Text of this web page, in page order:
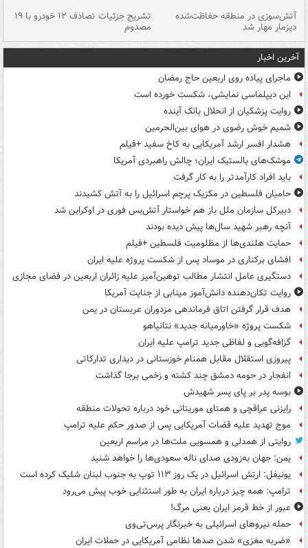
آتش‌سوزی در منطقه حفاظت‌شده
دیزمار مهار شد
تشریح جزئیات تصادف ۱۲ خودرو با ۱۹
مصدوم
آخرین اخبار
ماجرای پیاده روی اربعین حاج رمضان
این دیپلماسی نمایشی، شکست خورده است
روایت پزشکیان از انحلال بانک آینده
شمیم خوش رضوی در هوای بین‌الحرمین
هشدار افسر ارشد آمریکایی به کاخ سفید +فیلم
موشک‌های بالستیک ایران؛ چالش راهبردی آمریکا
باید افراد کارآمدتر را به کار گرفت
حامیان فلسطین در مکزیک پرچم اسرائیل را به آتش کشیدند
دبیرکل سازمان ملل باز هم خواستار آتش‌بس فوری در اوکراین شد
آنچه رهبر شهید سال‌ها پیش دیده بودند
حمایت هلندی‌ها از مظلومیت فلسطین +فیلم
افشای برکناری در موساد پس از شکست پروژه علیه ایران
دستگیری عامل انتشار مطالب توهین‌آمیز علیه زائران اربعین در فضای مجازی
روایت تکان‌دهنده دانش‌آموز مینابی از جنایت آمریکا
هدف قرار گرفتن اتاق‌ فرماندهی مزدوران عربستان در یمن
شکست پروژه «خاورمیانه جدید» نتانیاهو
گزافه‌گویی و لفاظی جدید ترامپ علیه ایران
پیروزی استقلال مقابل همنام خوزستانی در دیداری تدارکاتی
انفجار در حومه دمشق چند کشته و زخمی برجا گذاشت
بوسه‌ پدر بر پای پسر شهیدش
رایزنی عراقچی و همتای موریتانی خود درباره تحولات منطقه
موج تهدید علیه قضات آمریکایی پس از صدور حکم علیه ترامپ
روایتی از همدلی و همسویی ملت‌ها در مراسم اربعین
یمن: جهان به‌زودی صدای ناله سعودی‌ها را خواهد شنید
یونیفل: ارتش اسرائیل در یک روز ۱۱۳ توپ به جنوب لبنان شلیک کرده است
ترامپ: همه چیز درباره ایران به طور استثنایی خوب پیش می‌رود
عبور از خط قرمز ایران یعنی مرگ!
حمله نیروهای اسرائیلی به خبرنگار پرس‌تی‌وی
«ضربه مغزی» شدن صدها نظامی آمریکایی در حملات ایران